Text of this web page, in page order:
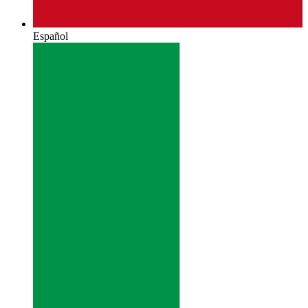
Español